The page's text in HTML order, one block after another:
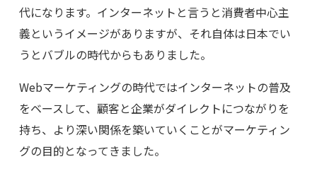
代になります。インターネットと言うと消費者中心主
義というイメージがありますが、それ自体は日本でい
うとバブルの時代からもありました。
Webマーケティングの時代ではインターネットの普及
をベースして、顧客と企業がダイレクトにつながりを
持ち、より深い関係を築いていくことがマーケティン
グの目的となってきました。